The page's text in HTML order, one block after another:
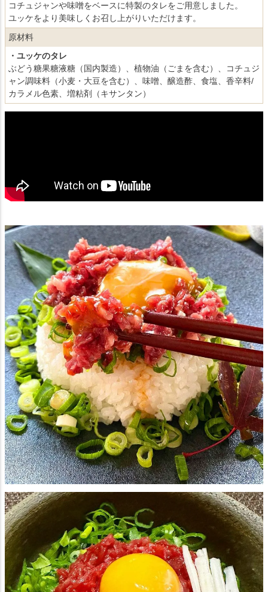
コチュジャンや味噌をベースに特製のタレをご用意しました。
ユッケをより美味しくお召し上がりいただけます。
原材料
・ユッケのタレ
ぶどう糖果糖液糖（国内製造）、植物油（ごまを含む）、コチュジ
ャン調味料（小麦・大豆を含む）、味噌、醸造酢、食塩、香辛料/
カラメル色素、増粘剤（キサンタン）